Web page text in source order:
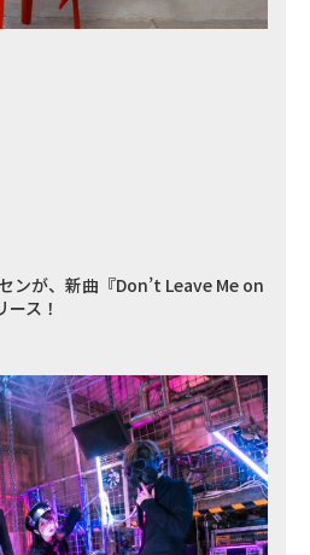
ンが、新曲『Don’t Leave Me on
ス！